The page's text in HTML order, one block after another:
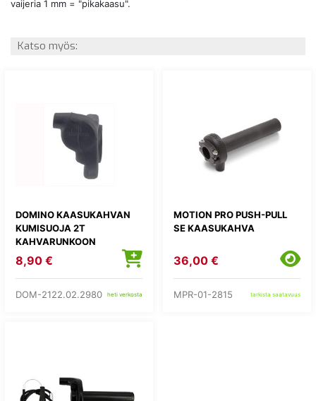
vaijeria 1 mm = "pikakaasu".
Katso myös:
DOMINO KAASUKAHVAN
KUMISUOJA 2T
KAHVARUNKOON
8,90 €
DOM-2122.02.2980 heti verkosta
MOTION PRO PUSH-PULL
SE KAASUKAHVA
36,00 €
MPR-01-2815 tarkista saatavuus